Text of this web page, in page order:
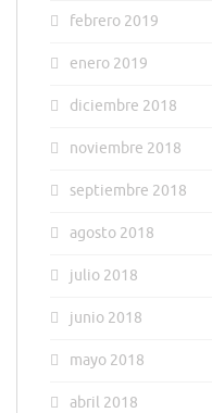
febrero 2019
enero 2019
diciembre 2018
noviembre 2018
septiembre 2018
agosto 2018
julio 2018
junio 2018
mayo 2018
abril 2018